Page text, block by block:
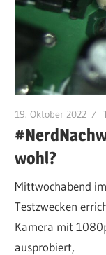
19. Oktober 2022
wohl?
Mittwochabend
Testzwecken
Kamera mit
ausprobiert,